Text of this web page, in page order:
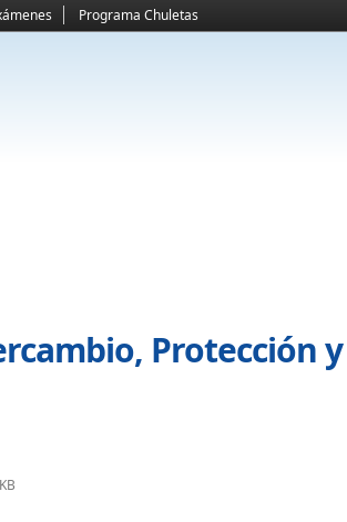
Programa Chuletas
Protección y